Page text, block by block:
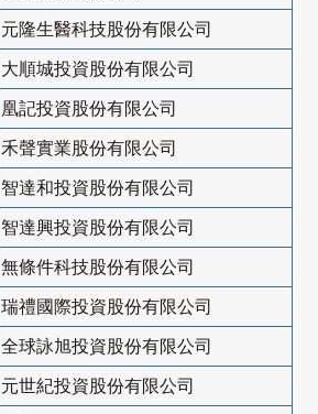
元隆生醫科技股份有限公司
大順城投資股份有限公司
凰記投資股份有限公司
禾聲實業股份有限公司
智達和投資股份有限公司
智達興投資股份有限公司
無條件科技股份有限公司
瑞禮國際投資股份有限公司
全球詠旭投資股份有限公司
元世紀投資股份有限公司